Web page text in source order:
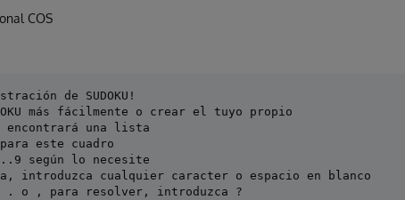
COS
de SUDOKU!
más fácilmente o crear el tuyo propio
una lista
este cuadro
según lo necesite
introduzca cualquier caracter o espacio en blanco
. o , para resolver, introduzca ?